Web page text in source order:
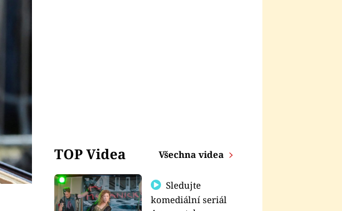
TOP Videa Všechna videa
Sledujte
komediální seriál